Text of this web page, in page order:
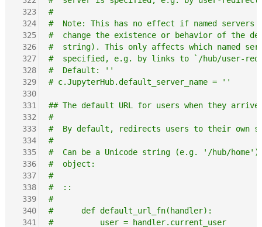
323
324
325
326
327
328
329
330
331
332
333
334
335
336
337
338
339
340
341
#
#  Note: This has no effect if named servers
#  change the existence or behavior of the
#  string). This only affects which named
#  specified, e.g. by links to `/hub/user-
#  Default: ''
# c.JupyterHub.default_server_name = ''
## The default URL for users when they
#
#  By default, redirects users to their own
#
#  Can be a Unicode string (e.g. '/hub/
#  object:
#
#  ::
#
#      def default_url_fn(handler):
#          user = handler.current_user